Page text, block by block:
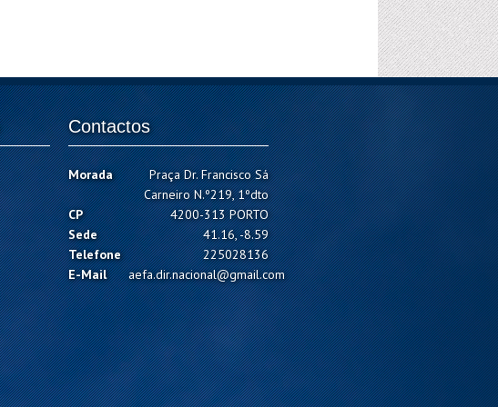
Contactos
Morada
Praça Dr. Francisco Sá
Carneiro N.º219, 1ºdto
CP
4200-313 PORTO
Sede
41.16, -8.59
Telefone
225028136
E-Mail
aefa.dir.nacional@gmail.com